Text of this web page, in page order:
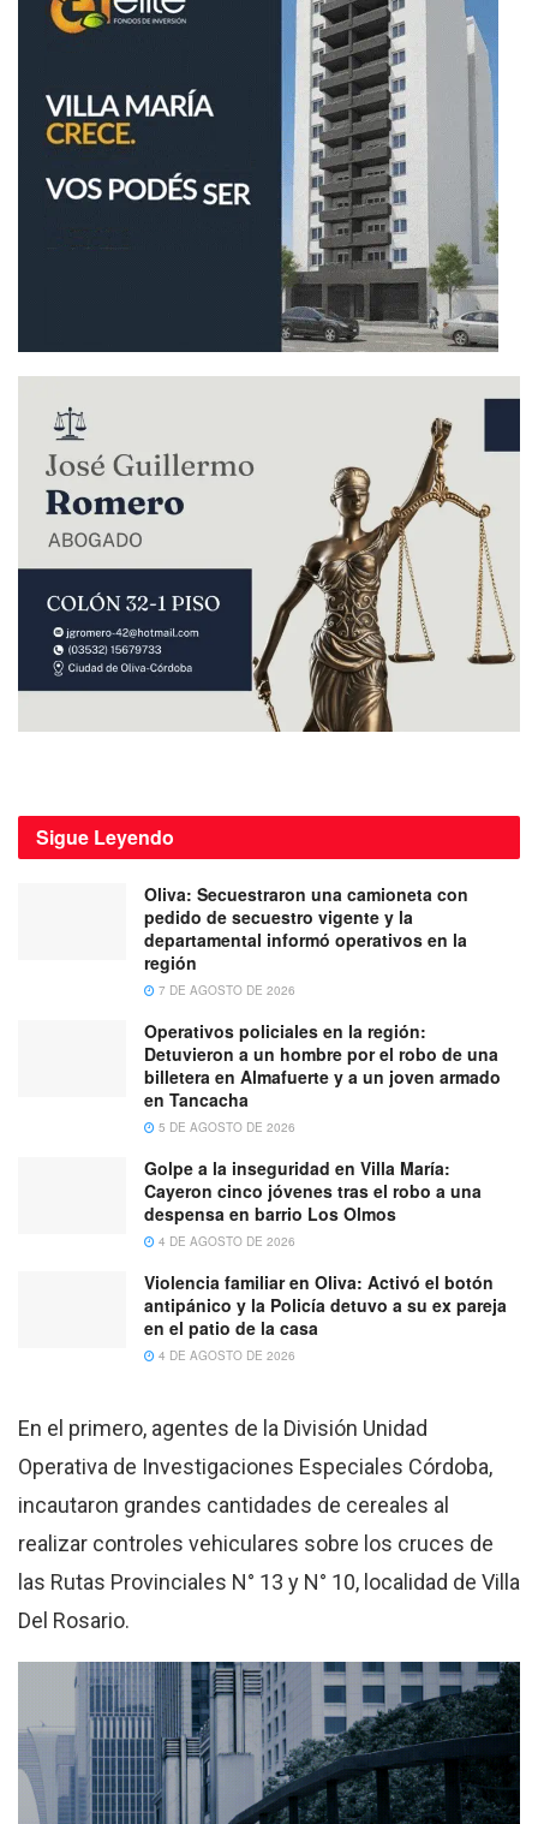
Sigue Leyendo
Oliva: Secuestraron una camioneta con
pedido de secuestro vigente y la
departamental informó operativos en la
región
7 DE AGOSTO DE 2026
Operativos policiales en la región:
Detuvieron a un hombre por el robo de una
billetera en Almafuerte y a un joven armado
en Tancacha
5 DE AGOSTO DE 2026
Golpe a la inseguridad en Villa María:
Cayeron cinco jóvenes tras el robo a una
despensa en barrio Los Olmos
4 DE AGOSTO DE 2026
Violencia familiar en Oliva: Activó el botón
antipánico y la Policía detuvo a su ex pareja
en el patio de la casa
4 DE AGOSTO DE 2026
En el primero, agentes de la División Unidad
Operativa de Investigaciones Especiales Córdoba,
incautaron grandes cantidades de cereales al
realizar controles vehiculares sobre los cruces de
las Rutas Provinciales N° 13 y N° 10, localidad de Villa
Del Rosario.